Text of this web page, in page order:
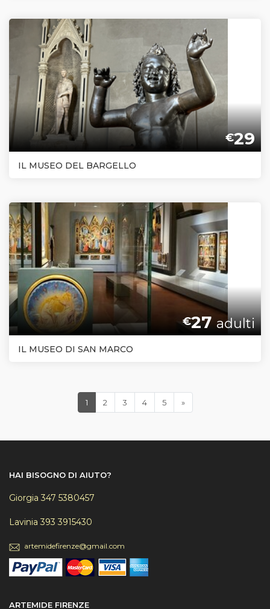
€29
IL MUSEO DEL BARGELLO
€27adulti
IL MUSEO DI SAN MARCO
1(current)
2 3 4 5 »Successiva
HAI BISOGNO DI AIUTO?
Giorgia 347 5380457
Lavinia 393 3915430
artemidefirenze@gmail.com
ARTEMIDE FIRENZE